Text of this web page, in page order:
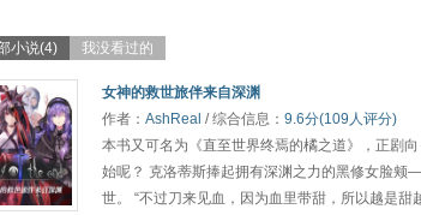
小说(4) 我没看过的
女神的救世旅伴来自深渊
作者： AshReal / 综合信息： 9.6分(109人评分)
本书又可名为《直至世界终焉的橘之道》，正剧
始呢？ 克洛蒂斯捧起拥有深渊之力的黑修女脸颊
世。 “不过刀来见血，因为血里带甜，所以越是